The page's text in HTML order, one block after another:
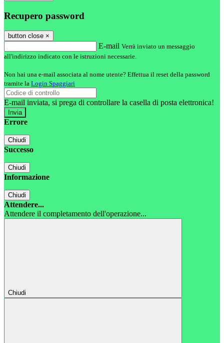
Recupero password
button close ×
E-mail Verrà inviato un messaggio
all'indirizzo indicato con le istruzioni necessarie.
Non hai una e-mail associata al nome utente? Effettua il reset della password
tramite la Login Spaggiari
E-mail inviata, si prega di controllare la casella di posta elettronica!
Errore
Chiudi
Successo
Chiudi
Informazione
Chiudi
Attendere...
Attendere il completamento dell'operazione...
Chiudi